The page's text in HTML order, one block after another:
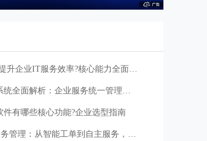
ITSM服务平台如何提升企业IT服务效率?核心能力全面解析
ESM企业服务管理系统全面解析：企业服务统一管理新方向
件有哪些核心功能?企业选型指南
AI Agent如何赋能服务管理：从智能工单到自主服务，重塑企业服务运营体系